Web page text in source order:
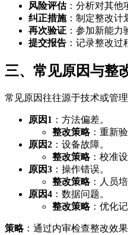
风险评估：分析对其他
纠正措施：制定整改计
再次验证 ：参加新能力
提交报告 ：记录整改过
三、常见原因与整
常见原因往往源于技术或管
原因1 ：方法偏差。
整改策略：重新验
原因2 ：设备故障。
整改策略：校准设
原因3 ：操作错误。
整改策略：人员培
原因4 ：数据问题。
整改策略：优化记
策略：通过内审检查整改效